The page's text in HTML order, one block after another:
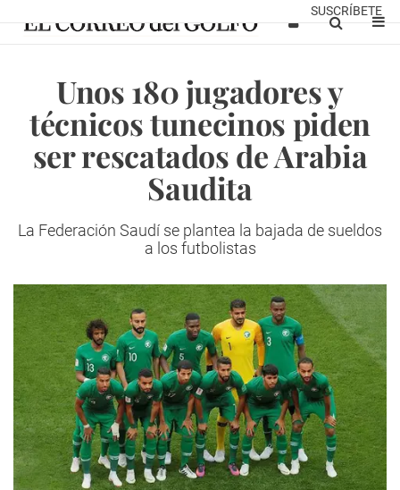
SUSCRÍBETE
Unos 180 jugadores y
técnicos tunecinos piden
ser rescatados de Arabia
Saudita
La Federación Saudí se plantea la bajada de sueldos
a los futbolistas